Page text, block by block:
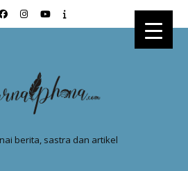
berita, sastra dan artikel